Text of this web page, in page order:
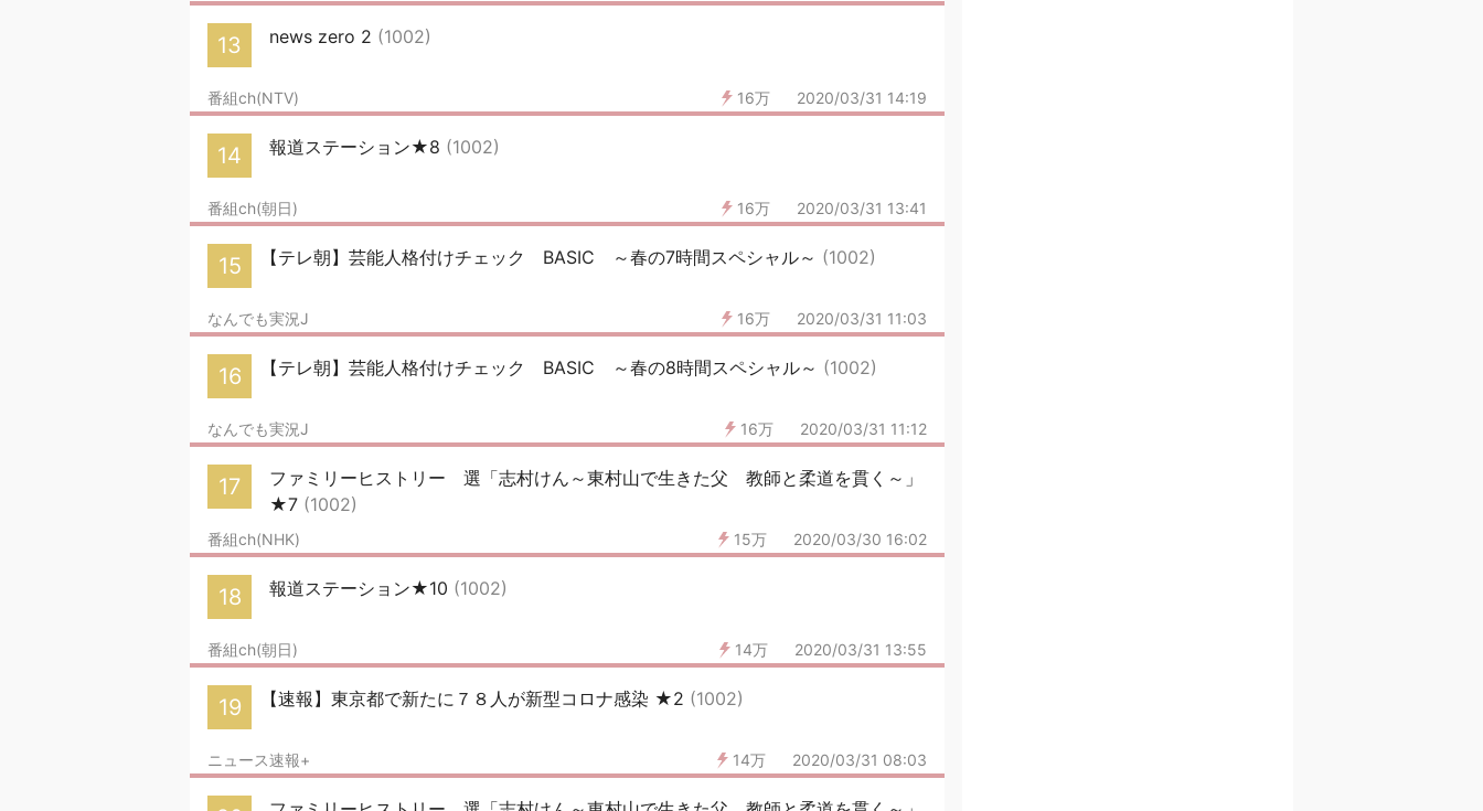
13 news zero 2 (1002)
16万 2020/03/31 14:19
番組ch(NTV)
14 報道ステーション★8 (1002)
16万 2020/03/31 13:41
番組ch(朝日)
15 【テレ朝】芸能人格付けチェック BASIC ～春の7時間スペシャル～ (1002)
16万 2020/03/31 11:03
なんでも実況J
16 【テレ朝】芸能人格付けチェック BASIC ～春の8時間スペシャル～ (1002)
16万 2020/03/31 11:12
なんでも実況J
17
ファミリーヒストリー 選「志村けん～東村山で生きた父 教師と柔道を貫く～」
★7 (1002)
15万 2020/03/30 16:02
番組ch(NHK)
18 報道ステーション★10 (1002)
14万 2020/03/31 13:55
番組ch(朝日)
19 【速報】東京都で新たに７８人が新型コロナ感染 ★2 (1002)
14万 2020/03/31 08:03
ニュース速報+